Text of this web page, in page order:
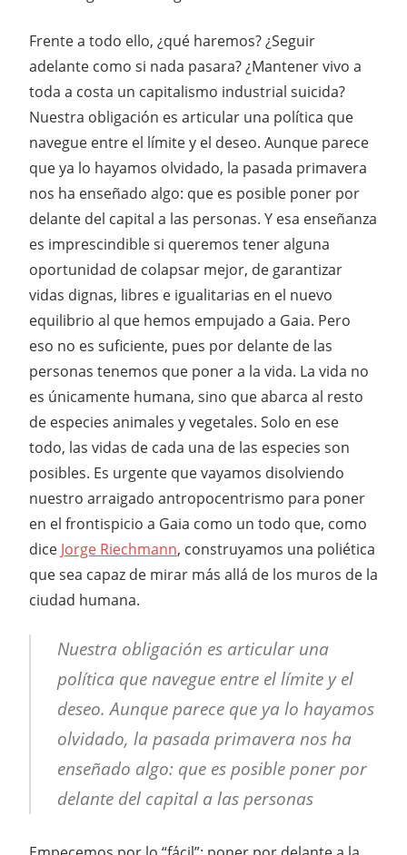
Frente a todo ello, ¿qué haremos? ¿Seguir
adelante como si nada pasara? ¿Mantener vivo a
toda a costa un capitalismo industrial suicida?
Nuestra obligación es articular una política que
navegue entre el límite y el deseo. Aunque parece
que ya lo hayamos olvidado, la pasada primavera
nos ha enseñado algo: que es posible poner por
delante del capital a las personas. Y esa enseñanza
es imprescindible si queremos tener alguna
oportunidad de colapsar mejor, de garantizar
vidas dignas, libres e igualitarias en el nuevo
equilibrio al que hemos empujado a Gaia. Pero
eso no es suficiente, pues por delante de las
personas tenemos que poner a la vida. La vida no
es únicamente humana, sino que abarca al resto
de especies animales y vegetales. Solo en ese
todo, las vidas de cada una de las especies son
posibles. Es urgente que vayamos disolviendo
nuestro arraigado antropocentrismo para poner
en el frontispicio a Gaia como un todo que, como
dice Jorge Riechmann, construyamos una poliética
que sea capaz de mirar más allá de los muros de la
ciudad humana.
Nuestra obligación es articular una
política que navegue entre el límite y el
deseo. Aunque parece que ya lo hayamos
olvidado, la pasada primavera nos ha
enseñado algo: que es posible poner por
delante del capital a las personas